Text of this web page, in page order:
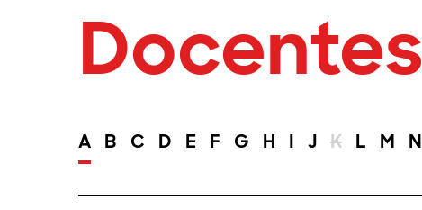
Docentes
A B C D E F G H I J K L M N